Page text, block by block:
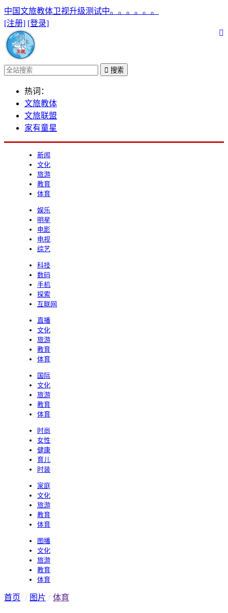
中国文旅教体卫视升级测试中。。。。。。
[注册] [登录]
搜索
热词：
文旅教体
文旅联盟
家有童星
新闻
文化
旅游
教育
体育
娱乐
明星
电影
电视
综艺
科技
数码
手机
探索
互联网
直播
文化
旅游
教育
体育
国际
文化
旅游
教育
体育
时尚
女性
健康
育儿
时装
家庭
文化
旅游
教育
体育
图播
文化
旅游
教育
体育
首页 / 图片 / 体育